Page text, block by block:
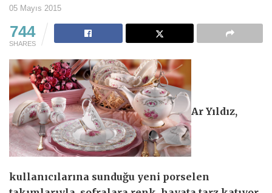
05 Mayıs 2015
744
SHARES
Ar Yıldız,
kullanıcılarına sunduğu yeni porselen